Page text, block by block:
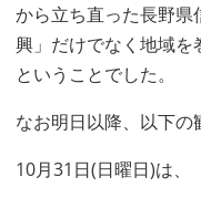
から立ち直った長野
興」だけでなく地域を
ということでした。
なお明日以降、以下の
10月31日(日曜日)は、